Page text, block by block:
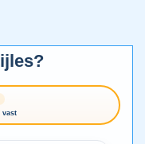
vast